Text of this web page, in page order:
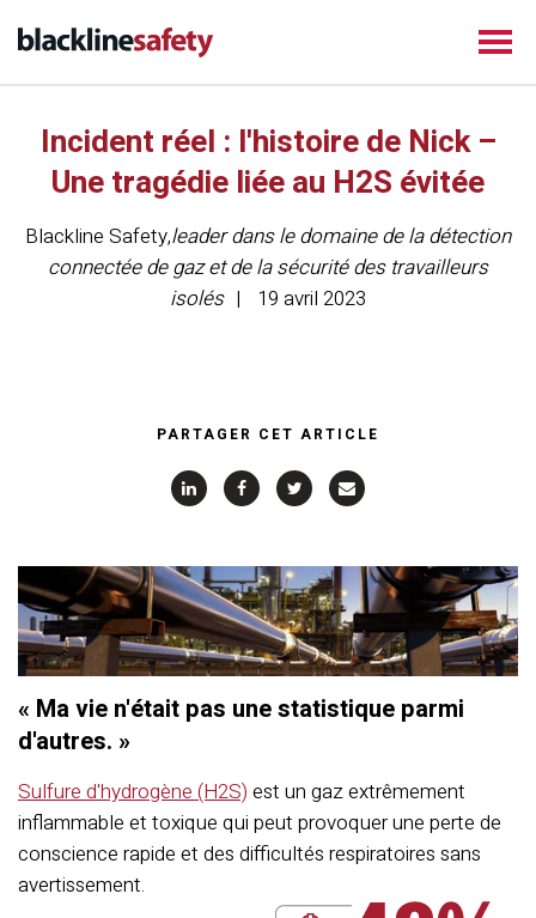
Incident réel : l'histoire de Nick –
Une tragédie liée au H2S évitée
Blackline Safety,leader dans le domaine de la détection
connectée de gaz et de la sécurité des travailleurs
isolés
19 avril 2023
PARTAGER CET ARTICLE
« Ma vie n'était pas une statistique parmi
d'autres. »
Sulfure d'hydrogène (H2S) est un gaz extrêmement
inflammable et toxique qui peut provoquer une perte de
conscience rapide et des difficultés respiratoires sans
avertissement.